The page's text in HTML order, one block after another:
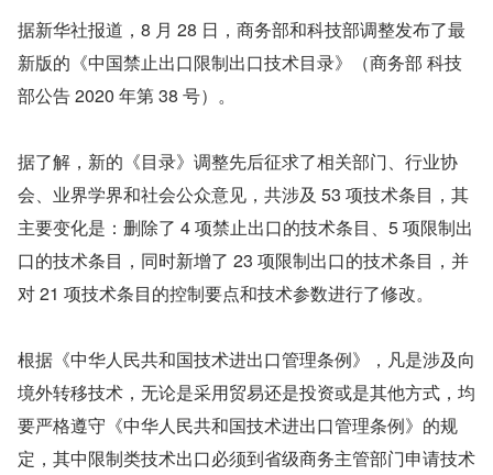
据新华社报道，8 月 28 日，商务部和科技部调整发布了最
新版的《中国禁止出口限制出口技术目录》（商务部 科技
部公告 2020 年第 38 号）。
据了解，新的《目录》调整先后征求了相关部门、行业协
会、业界学界和社会公众意见，共涉及 53 项技术条目，其
主要变化是：删除了 4 项禁止出口的技术条目、5 项限制出
口的技术条目，同时新增了 23 项限制出口的技术条目，并
对 21 项技术条目的控制要点和技术参数进行了修改。
根据《中华人民共和国技术进出口管理条例》，凡是涉及向
境外转移技术，无论是采用贸易还是投资或是其他方式，均
要严格遵守《中华人民共和国技术进出口管理条例》的规
定，其中限制类技术出口必须到省级商务主管部门申请技术